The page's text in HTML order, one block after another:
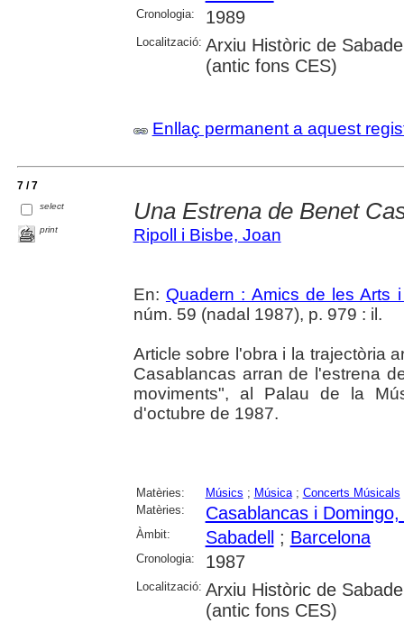
Cronologia: 1989
Localització: Arxiu Històric de
(antic fons CES)
Enllaç permanent a aquest
7 / 7
select
print
Una Estrena de Benet
Ripoll i Bisbe, Joan
En: Quadern : Amics de les Arts
núm. 59 (nadal 1987), p. 979 : il.
Article sobre l'obra i la trajectòria
Casablancas arran de l'estrena
moviments", al Palau de la
d'octubre de 1987.
Matèries: Músics ; Música; Concerts Músicals
Matèries:
Casablancas i
Àmbit: Sabadell; Barcelona
Cronologia: 1987
Localització: Arxiu Històric de
(antic fons CES)